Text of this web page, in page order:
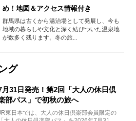
め！地図＆アクセス情報付き
群馬県は古くから湯治場として発展し、今も
地域の暮らしや文化と深く結びついた温泉地
が数多く残ります。冬の旅...
グ
月31日発売！第2回「大人の休日倶
部パス」で初秋の旅へ
東日本では、大人の休日倶楽部会員限定の